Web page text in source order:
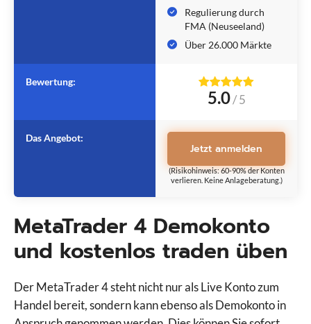
Regulierung durch
FMA (Neuseeland)
Über 26.000 Märkte
Bewertung:
5.0/ 5
Das Angebot:
Jetzt anmelden
(Risikohinweis: 60-90% der Konten
verlieren. Keine Anlageberatung.)
MetaTrader 4 Demokonto
und kostenlos traden üben
Der MetaTrader 4 steht nicht nur als Live Konto zum
Handel bereit, sondern kann ebenso als Demokonto in